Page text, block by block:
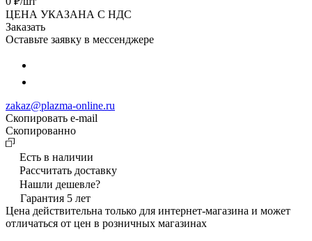
ЦЕНА УКАЗАНА С НДС
Заказать
Оставьте заявку в мессенджере
zakaz@plazma-online.ru
Скопировать e-mail
Cкопированно
Есть в наличии
Рассчитать доставку
Нашли дешевле?
Гарантия 5 лет
Цена действительна только для интернет-магазина и может
отличаться от цен в розничных магазинах